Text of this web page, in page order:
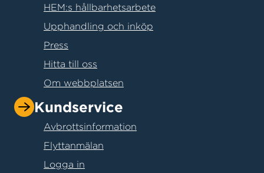
HEM:s hållbarhetsarbete
Upphandling och inköp
Press
Hitta till oss
Om webbplatsen
Kundservice
Avbrottsinformation
Flyttanmälan
Logga in